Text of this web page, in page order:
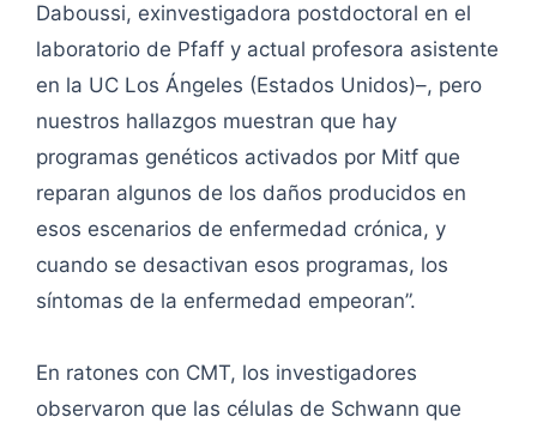
Daboussi, exinvestigadora postdoctoral en el
laboratorio de Pfaff y actual profesora asistente
en la UC Los Ángeles (Estados Unidos)–, pero
nuestros hallazgos muestran que hay
programas genéticos activados por Mitf que
reparan algunos de los daños producidos en
esos escenarios de enfermedad crónica, y
cuando se desactivan esos programas, los
síntomas de la enfermedad empeoran”.
En ratones con CMT, los investigadores
observaron que las células de Schwann que